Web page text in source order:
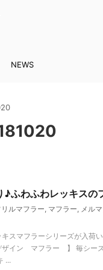
NEWS
ふわふわレッキスの
リルマフラー, マフラー, メル
スマフラーシリーズが入荷
イン マフラー 】 毎シーズ
...